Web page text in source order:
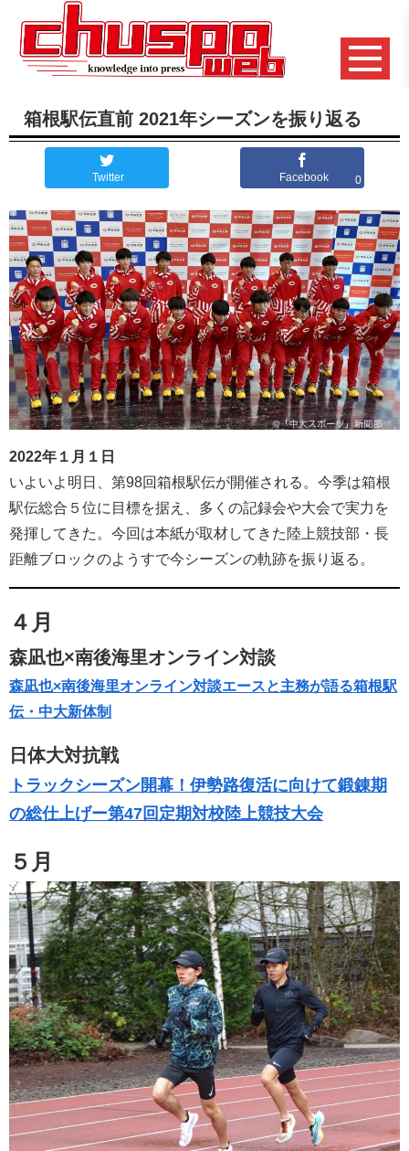
箱根駅伝直前 2021年シーズンを振り返る
Twitter Facebook 0
2022年１月１日
いよいよ明日、第98回箱根駅伝が開催される。今季は箱根
駅伝総合５位に目標を据え、多くの記録会や大会で実力を
発揮してきた。今回は本紙が取材してきた陸上競技部・長
距離ブロックのようすで今シーズンの軌跡を振り返る。
４月
森凪也×南後海里オンライン対談
森凪也×南後海里オンライン対談エースと主務が語る箱根駅
伝・中大新体制
日体大対抗戦
トラックシーズン開幕！伊勢路復活に向けて鍛錬期
の総仕上げー第47回定期対校陸上競技大会
５月